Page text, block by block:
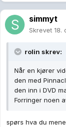
simmyt
Skrevet 18.
rolin skrev:
Når en kjører
den med
den inn i DVD
Forringer noen
spørs hva du